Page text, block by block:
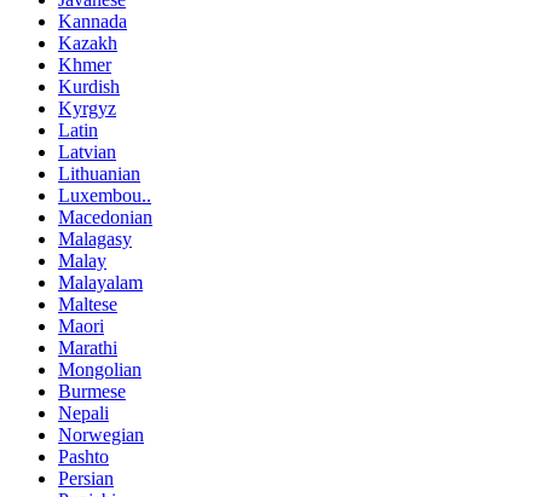
Kannada
Kazakh
Khmer
Kurdish
Kyrgyz
Latin
Latvian
Lithuanian
Luxembou..
Macedonian
Malagasy
Malay
Malayalam
Maltese
Maori
Marathi
Mongolian
Burmese
Nepali
Norwegian
Pashto
Persian